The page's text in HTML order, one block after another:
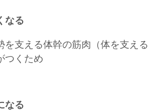
なる
を支える体幹の筋肉（体を支える
つくため
なる